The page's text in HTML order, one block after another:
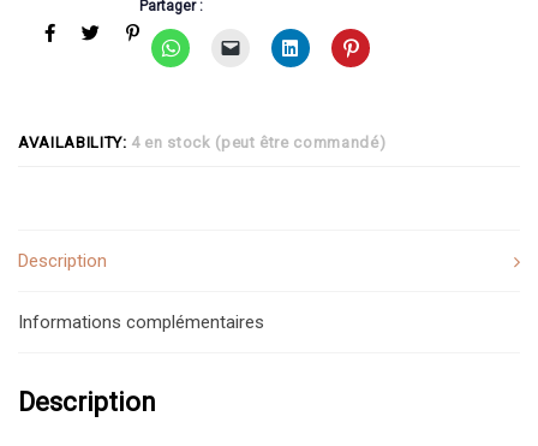
Partager :
AVAILABILITY: 4 en stock (peut être commandé)
Description
Informations complémentaires
Description